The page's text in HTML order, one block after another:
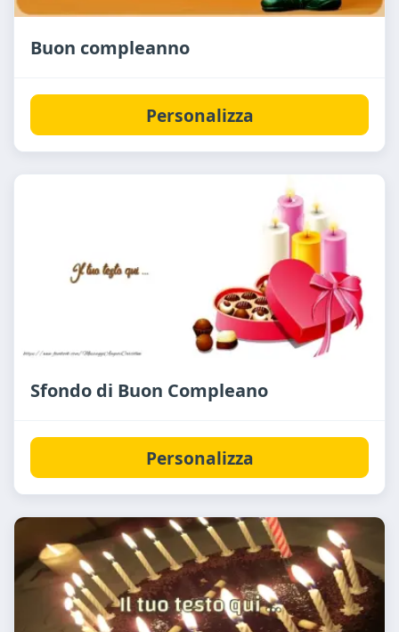
Buon compleanno
Personalizza
Sfondo di Buon Compleano
Personalizza